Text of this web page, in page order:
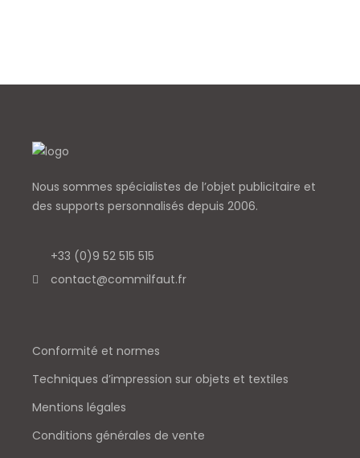
Nous sommes spécialistes de l’objet publicitaire et
des supports personnalisés depuis 2006.
+33 (0)9 52 515 515
contact@commilfaut.fr
Conformité et normes
Techniques d’impression sur objets et textiles
Mentions légales
Conditions générales de vente